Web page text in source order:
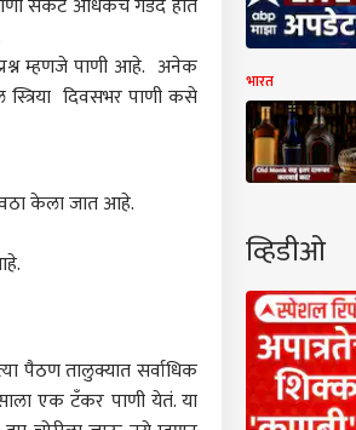
संकट अधिकच गडद होत
प्रश्न म्हणजे पाणी आहे. अनेक
स्त्रिया दिवसभर पाणी कसे
केला जात आहे.
पैठण तालुक्यात सर्वाधिक
एक टँकर पाणी येतं. या
भारत
व्हिडीओ